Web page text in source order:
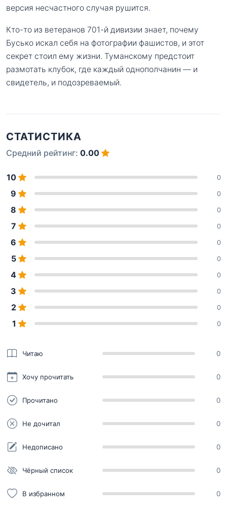
версия несчастного случая рушится.
Кто-то из ветеранов 701-й дивизии знает, почему
Бусько искал себя на фотографии фашистов, и этот
секрет стоил ему жизни. Туманскому предстоит
размотать клубок, где каждый однополчанин — и
свидетель, и подозреваемый.
СТАТИСТИКА
Средний рейтинг: 0.00
10 0
9 0
8 0
7 0
6 0
5 0
4 0
3 0
2 0
1 0
Читаю 0
Хочу прочитать 0
Прочитано 0
Не дочитал 0
Недописано 0
Чёрный список 0
В избранном 0